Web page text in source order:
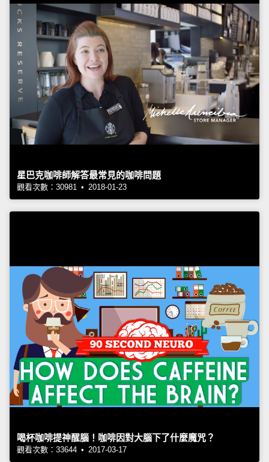
星巴克咖啡師解答最常見的咖啡問題
觀看次數：30981 • 2018-01-23
喝杯咖啡提神醒腦！咖啡因對大腦下了什麼魔咒？
觀看次數：33644 • 2017-03-17